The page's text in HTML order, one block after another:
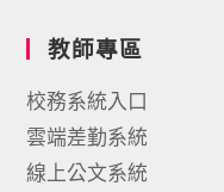
教師專區
校務系統入口
雲端差勤系統
線上公文系統